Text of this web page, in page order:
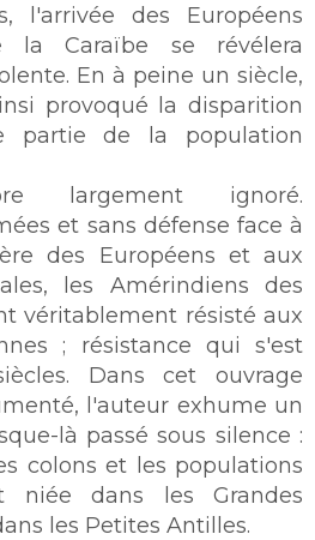
l'arrivée des Européens
Caraïbe se révélera
En à peine un siècle,
provoqué la disparition
partie de la population
largement ignoré.
et sans défense face à
des Européens et aux
les Amérindiens des
véritablement résisté aux
; résistance qui s'est
Dans cet ouvrage
l'auteur exhume un
là passé sous silence :
colons et les populations
niée dans les Grandes
les Petites Antilles.